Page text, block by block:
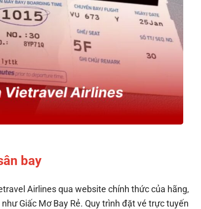
bay
Airlines qua website chính thức của hãng,
Giấc Mơ Bay Rẻ. Quy trình đặt vé trực tuyến